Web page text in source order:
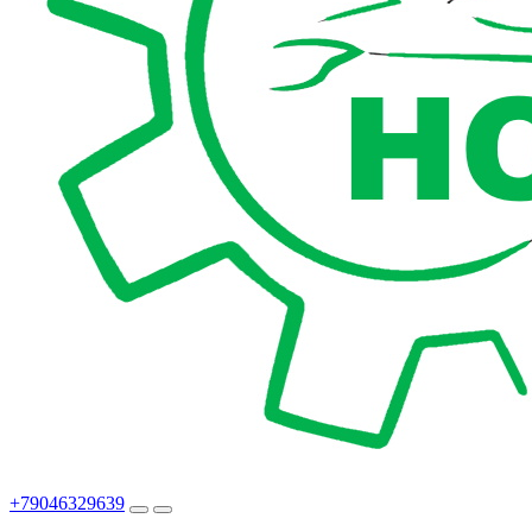
+79046329639